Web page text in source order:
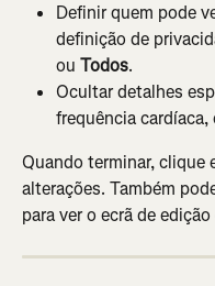
Definir quem pode
definição de
ou Todos.
Ocultar detalhes
frequência
Quando terminar, clique
alterações. Também
para ver o ecrã de